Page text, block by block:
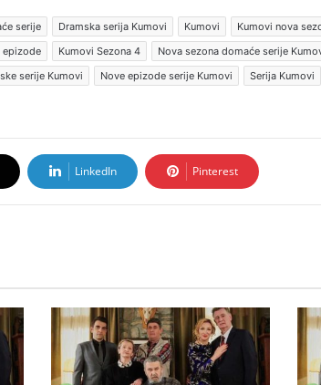
serije Dramska serija Kumovi Kumovi Kumovi nova
epizode Kumovi Sezona 4
Nova sezona domaće serije
serije Kumovi
Nove epizode serije Kumovi Serija Kumovi
LinkedIn Pinterest